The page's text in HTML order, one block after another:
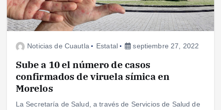
Noticias de Cuautla Estatal septiembre 27, 2022
Sube a 10 el número de casos
confirmados de viruela símica en
Morelos
La Secretaría de Salud, a través de Servicios de Salud de